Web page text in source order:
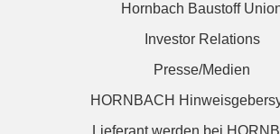
Hornbach Baustoff
Investor Relations
Presse/Medien
HORNBACH